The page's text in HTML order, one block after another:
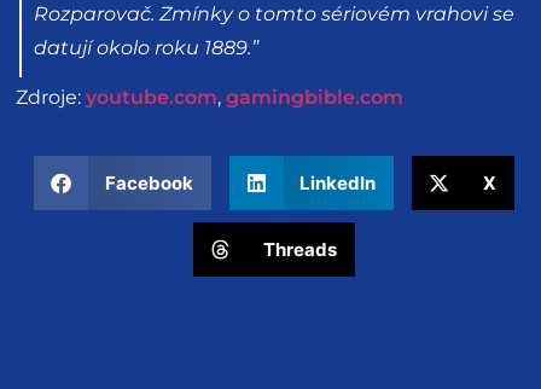
Rozparovač. Zmínky o tomto sériovém vrahovi se
datují okolo roku 1889.”
Zdroje: youtube.com, gamingbible.com
Facebook LinkedIn X
Threads